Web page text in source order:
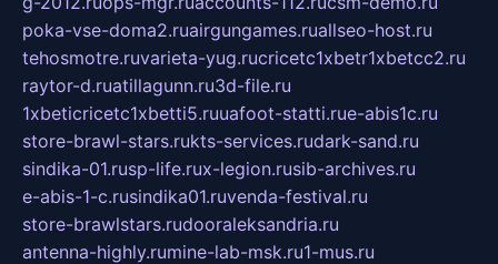
poka-vse-doma2.ruairgungames.ruallseo-host.ru
tehosmotre.ruvarieta-yug.rucricetc1xbetr1xbetcc2.ru
raytor-d.ruatillagunn.ru3d-file.ru
1xbeticricetc1xbetti5.ruuafoot-statti.rue-abis1c.ru
store-brawl-stars.rukts-services.rudark-sand.ru
sindika-01.rusp-life.rux-legion.rusib-archives.ru
e-abis-1-c.rusindika01.ruvenda-festival.ru
store-brawlstars.rudooraleksandria.ru
antenna-highly.rumine-lab-msk.ru1-mus.ru